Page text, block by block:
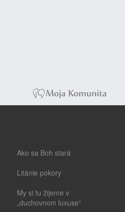
Ako sa Boh stará
Litánie pokory
My si tu žijeme v
„duchovnom luxuse“